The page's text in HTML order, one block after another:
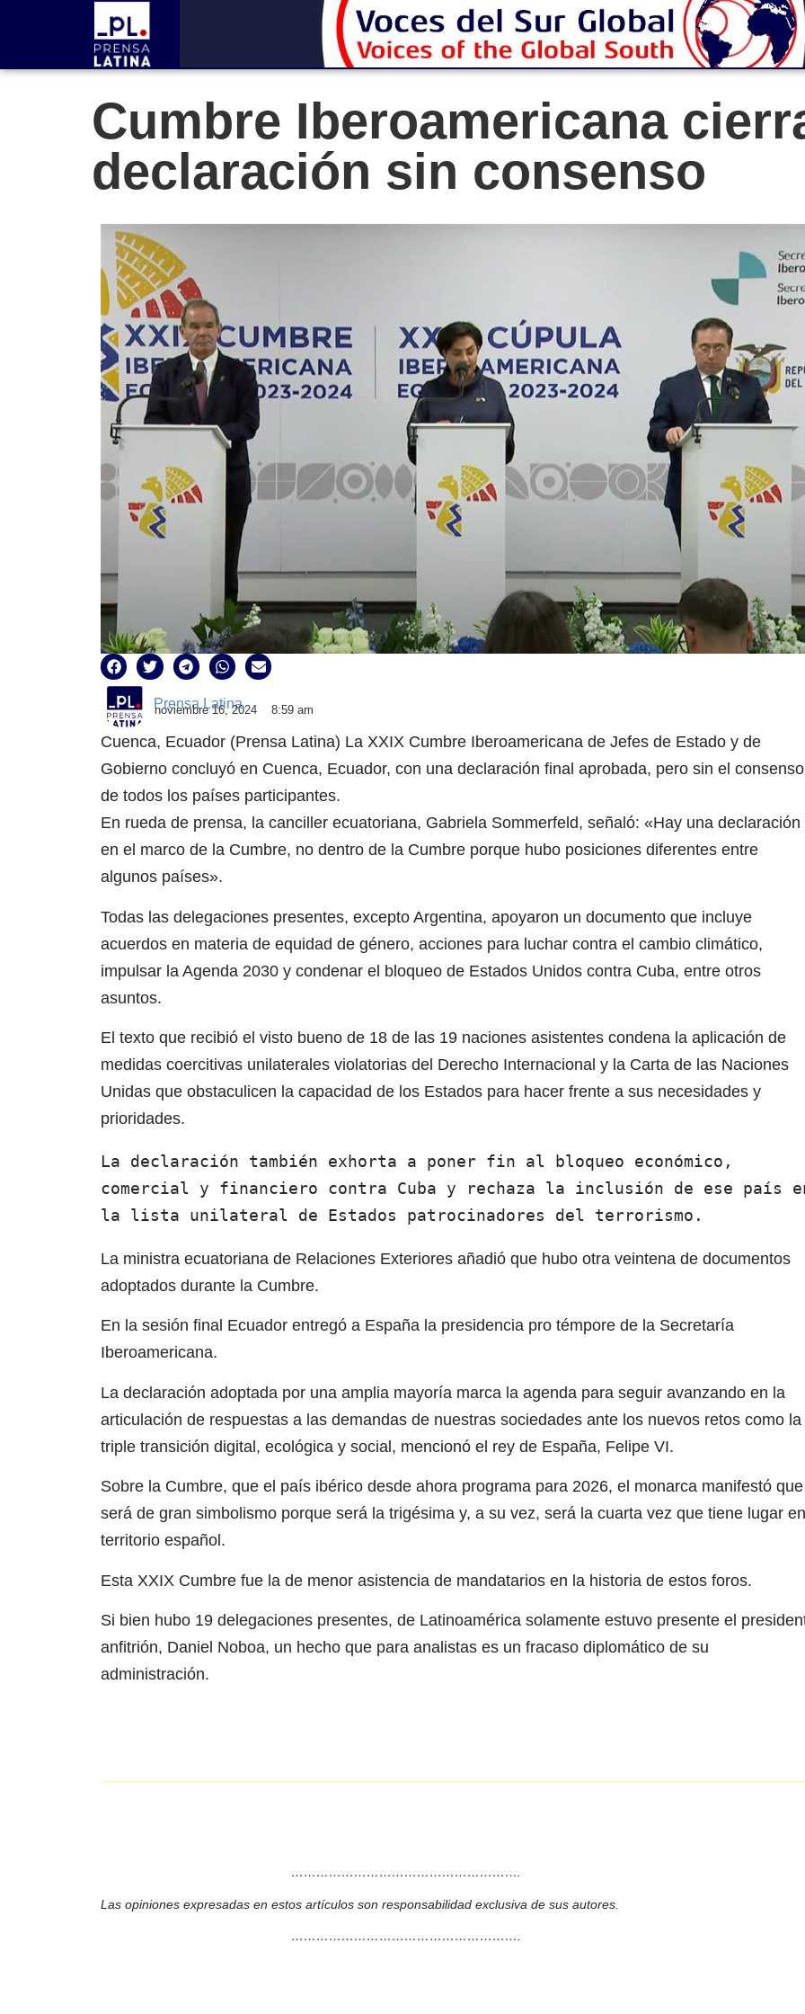
Cumbre Iberoamericana
declaración sin consenso
Prensa Latina
noviembre 16, 2024 8:59 am
Cuenca, Ecuador (Prensa Latina) La XXIX Cumbre Iberoamericana de Jefes de Estado y de
Gobierno concluyó en Cuenca, Ecuador, con una declaración final aprobada, pero sin el consenso
de todos los países participantes.
En rueda de prensa, la canciller ecuatoriana, Gabriela Sommerfeld, señaló: «Hay una declaración
en el marco de la Cumbre, no dentro de la Cumbre porque hubo posiciones diferentes entre
algunos países».
Todas las delegaciones presentes, excepto Argentina, apoyaron un documento que incluye
acuerdos en materia de equidad de género, acciones para luchar contra el cambio climático,
impulsar la Agenda 2030 y condenar el bloqueo de Estados Unidos contra Cuba, entre otros
asuntos.
El texto que recibió el visto bueno de 18 de las 19 naciones asistentes condena la aplicación de
medidas coercitivas unilaterales violatorias del Derecho Internacional y la Carta de las Naciones
Unidas que obstaculicen la capacidad de los Estados para hacer frente a sus necesidades y
prioridades.
La declaración también exhorta a poner fin al bloqueo económico,
comercial y financiero contra Cuba y rechaza la inclusión de ese país
la lista unilateral de Estados patrocinadores del terrorismo.
La ministra ecuatoriana de Relaciones Exteriores añadió que hubo otra veintena de documentos
adoptados durante la Cumbre.
En la sesión final Ecuador entregó a España la presidencia pro témpore de la Secretaría
Iberoamericana.
La declaración adoptada por una amplia mayoría marca la agenda para seguir avanzando en la
articulación de respuestas a las demandas de nuestras sociedades ante los nuevos retos como la
triple transición digital, ecológica y social, mencionó el rey de España, Felipe VI.
Sobre la Cumbre, que el país ibérico desde ahora programa para 2026, el monarca manifestó que
será de gran simbolismo porque será la trigésima y, a su vez, será la cuarta vez que tiene lugar en
territorio español.
Esta XXIX Cumbre fue la de menor asistencia de mandatarios en la historia de estos foros.
Si bien hubo 19 delegaciones presentes, de Latinoamérica solamente estuvo presente el
anfitrión, Daniel Noboa, un hecho que para analistas es un fracaso diplomático de su
administración.
……………………………………………….
Las opiniones expresadas en estos artículos son responsabilidad exclusiva de sus autores.
……………………………………………….